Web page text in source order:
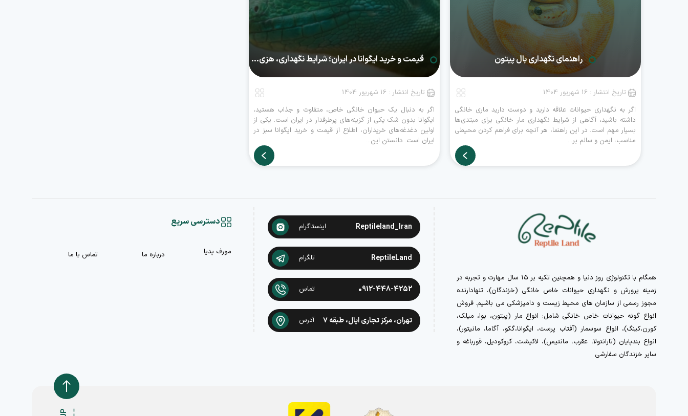
راهنمای نگهداری بال پیتون
تاریخ انتشار : 16 شهریور 1404
اگر به نگهداری حیوانات علاقه دارید و دوست دارید ماری خانگی
داشته باشید، آگاهی از شرایط نگهداری مار خانگی برای مبتدی‌ها
بسیار مهم است. در این راهنما، هر آنچه برای فراهم کردن محیطی
مناسب، ایمن و سالم بر...
قیمت و خرید ایگوانا در ایران؛ شرایط نگهداری، هزی...
تاریخ انتشار : 16 شهریور 1404
اگر به دنبال یک حیوان خانگی خاص، متفاوت و جذاب هستید،
ایگوانا بدون شک یکی از گزینه‌های پرطرفدار در ایران است. یکی از
اولین دغدغه‌های خریداران، اطلاع از قیمت و خرید ایگوانا سبز در
ایران است. دانستن این...
همگام با تکنولوژی روز دنیا و همچنین تکیه بر ۱۵ سال مهارت و تجربه در
زمینه پرورش و نگهداری حیوانات خاص خانگی (خزندگان)، تنهادارنده
مجوز رسمی از سازمان های محیط زیست و دامپزشکی می باشیم. فروش
انواع گونه حیوانات خاص خانگی شامل: انواع مار (پیتون، بوا، میلک،
کورن،کینگ)، انواع سوسمار (آفتاب پرست، ایگوانا،گکو، آگاما، مانیتور)،
انواع بندپایان (تارانتولا، عقرب، مانتیس)، لاکپشت، کروکودیل، قورباغه و
سایر خزندگان سفارشی
Reptileland_Iran اینستاگرام
ReptileLand تلگرام
0912-448-4252 تماس
تهران، مرکز تجاری اپال، طبقه ۷ آدرس
دسترسی سریع
مورف پدیا درباره ما تماس با ما